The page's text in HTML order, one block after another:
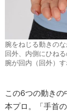
腕をねじる動きの
回外、内側にひね
腕が回内（回外）
この6つの動き
本プロ。「手首